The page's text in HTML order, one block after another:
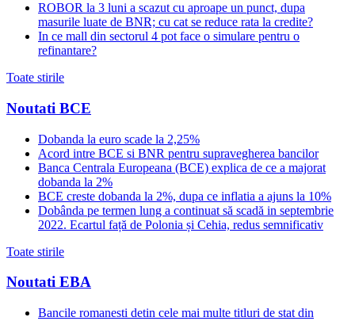
ROBOR la 3 luni a scazut cu aproape un punct, dupa
masurile luate de BNR; cu cat se reduce rata la credite?
In ce mall din sectorul 4 pot face o simulare pentru o
refinantare?
Toate stirile
Noutati BCE
Dobanda la euro scade la 2,25%
Acord intre BCE si BNR pentru supravegherea bancilor
Banca Centrala Europeana (BCE) explica de ce a majorat
dobanda la 2%
BCE creste dobanda la 2%, dupa ce inflatia a ajuns la 10%
Dobânda pe termen lung a continuat să scadă in septembrie
2022. Ecartul față de Polonia și Cehia, redus semnificativ
Toate stirile
Noutati EBA
Bancile romanesti detin cele mai multe titluri de stat din